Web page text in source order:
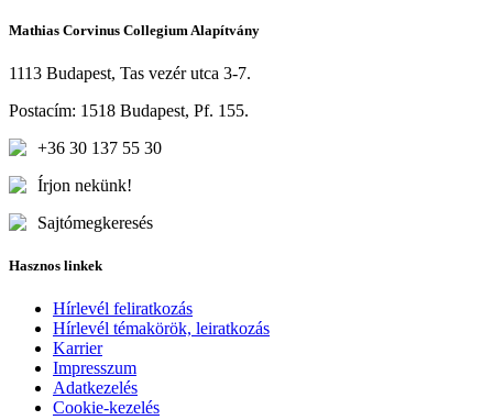
Mathias Corvinus Collegium Alapítvány
1113 Budapest, Tas vezér utca 3-7.
Postacím: 1518 Budapest, Pf. 155.
+36 30 137 55 30
Írjon nekünk!
Sajtómegkeresés
Hasznos linkek
Hírlevél feliratkozás
Hírlevél témakörök, leiratkozás
Karrier
Impresszum
Adatkezelés
Cookie-kezelés